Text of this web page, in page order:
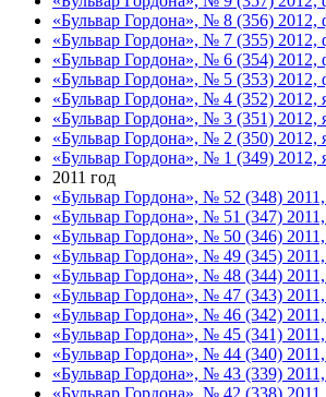
«Бульвар Гордона», № 8 (356) 2012,
«Бульвар Гордона», № 7 (355) 2012,
«Бульвар Гордона», № 6 (354) 2012,
«Бульвар Гордона», № 5 (353) 2012,
«Бульвар Гордона», № 4 (352) 2012,
«Бульвар Гордона», № 3 (351) 2012,
«Бульвар Гордона», № 2 (350) 2012,
«Бульвар Гордона», № 1 (349) 2012,
2011 год
«Бульвар Гордона», № 52 (348) 2011,
«Бульвар Гордона», № 51 (347) 2011,
«Бульвар Гордона», № 50 (346) 2011,
«Бульвар Гордона», № 49 (345) 2011,
«Бульвар Гордона», № 48 (344)
«Бульвар Гордона», № 47 (343)
«Бульвар Гордона», № 46 (342)
«Бульвар Гордона», № 45 (341)
«Бульвар Гордона», № 44 (340)
«Бульвар Гордона», № 43 (339) 2011,
«Бульвар Гордона», № 42 (338) 2011,